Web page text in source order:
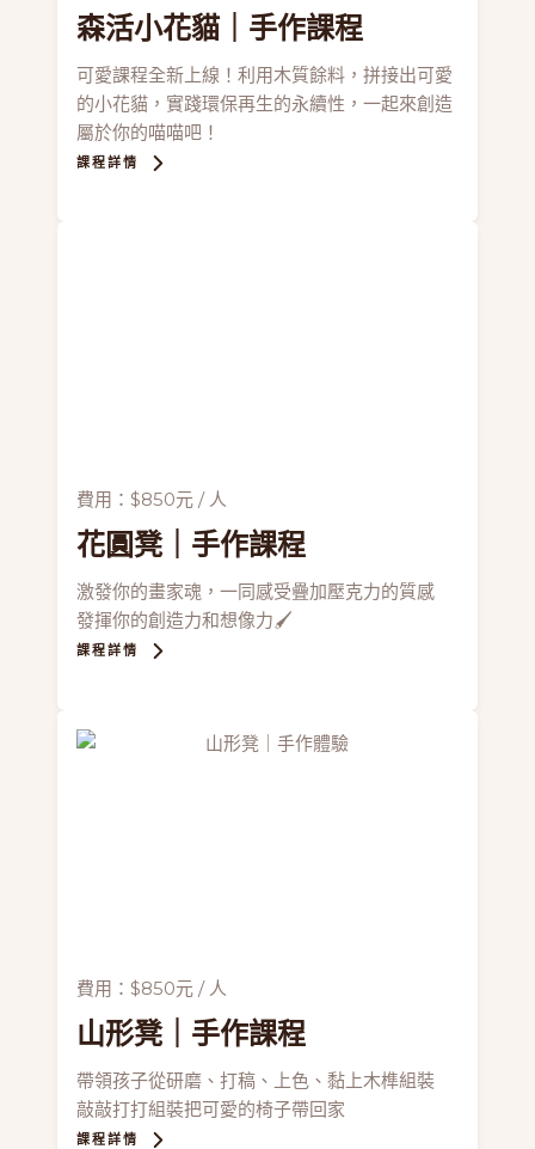
森活小花貓 ｜手作課程
可愛課程全新上線！利用木質餘料，拼接出可愛
的小花貓，實踐環保再生的永續性，一起來創造
屬於你的喵喵吧！
課程詳情
費用：$850元 / 人
花圓凳｜手作課程
激發你的畫家魂，一同感受疊加壓克力的質感
發揮你的創造力和想像力🖌
課程詳情
費用：$850元 / 人
山形凳｜手作課程
帶領孩子從研磨、打稿、上色、黏上木榫組裝
敲敲打打組裝把可愛的椅子帶回家
課程詳情